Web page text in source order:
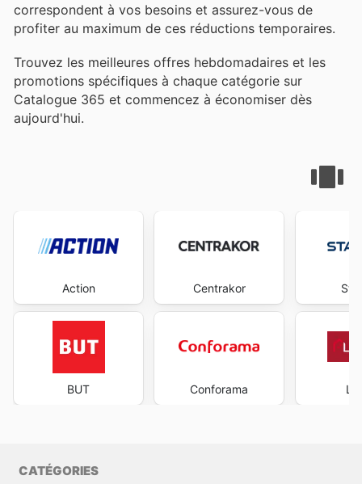
correspondent à vos besoins et assurez-vous de
profiter au maximum de ces réductions temporaires.
Trouvez les meilleures offres hebdomadaires et les
promotions spécifiques à chaque catégorie sur
Catalogue 365 et commencez à économiser dès
aujourd'hui.
Action
BUT
Centrakor
Conforama
CATÉGORIES